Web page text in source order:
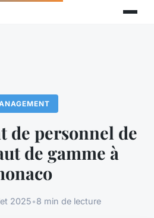
de personnel de
de gamme à
2025•8 min de lecture